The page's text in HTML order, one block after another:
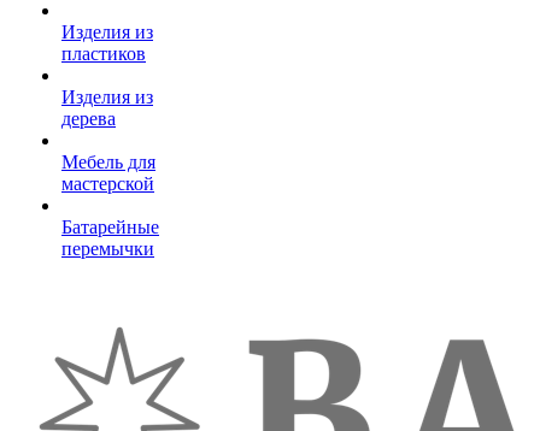
Изделия из
пластиков
Изделия из
дерева
Мебель для
мастерской
Батарейные
перемычки